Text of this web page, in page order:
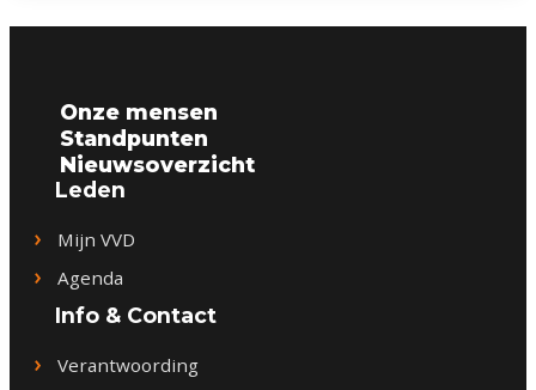
Onze mensen
Standpunten
Nieuwsoverzicht
Leden
Mijn VVD
Agenda
Info & Contact
Verantwoording